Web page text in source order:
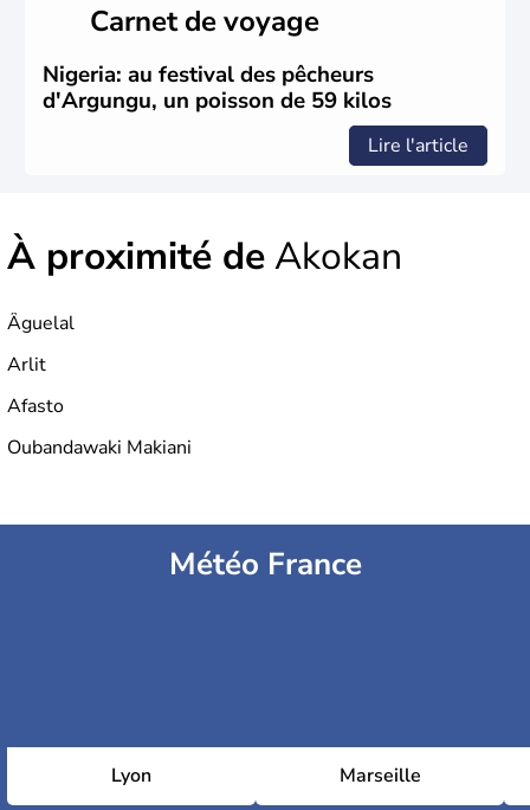
Carnet de voyage
Nigeria: au festival des pêcheurs
d'Argungu, un poisson de 59 kilos
Lire l'article
À proximité deAkokan
Âguelal
Arlit
Afasto
Oubandawaki Makiani
Météo France
Lyon Marseille